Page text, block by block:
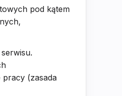
pod kątem
pracy (zasada